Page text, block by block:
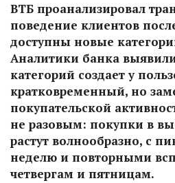
ВТБ проанализировал
поведение клиентов
доступны новые
Аналитики банка
категорий создает у
кратковременный, но
покупательской
не разовым: покупки в
растут волнообразно, с
неделю и повторными
четвергам и пятницам.